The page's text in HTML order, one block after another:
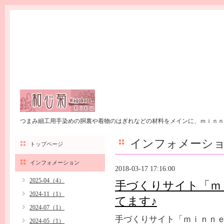
つまみ細工用手染めの胴裏や着物のはぎれなどの材料をメインに、ｍｉｎ
インフォメーシ
2018-03-17 17:16:00
手づくりサイト「
てます♪
手づくりサイト「ｍｉｎｎ
トップページ
インフォメーション
2025-04（4）
2024-11（1）
2024-07（1）
2024-05（1）